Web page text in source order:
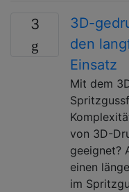
3
3D-
den
Einsatz
Mit dem
von 3D-
geeignet?
einen
im